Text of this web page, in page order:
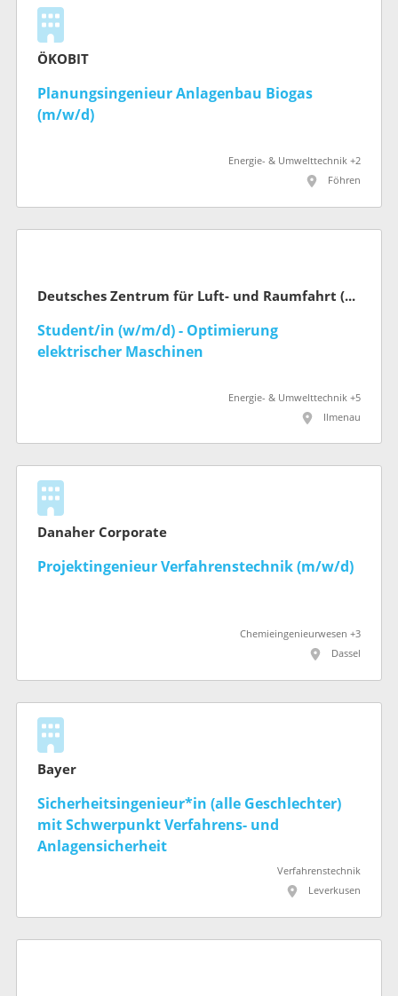
ÖKOBIT
Planungsingenieur Anlagenbau Biogas
(m/w/d)
Energie- & Umwelttechnik +2
Föhren
Deutsches Zentrum für Luft- und Raumfahrt (DLR)
Student/in (w/m/d) - Optimierung
elektrischer Maschinen
Energie- & Umwelttechnik +5
Ilmenau
Danaher Corporate
Projektingenieur Verfahrenstechnik (m/w/d)
Chemieingenieurwesen +3
Dassel
Bayer
Sicherheitsingenieur*in (alle Geschlechter)
mit Schwerpunkt Verfahrens- und
Anlagensicherheit
Verfahrenstechnik
Leverkusen